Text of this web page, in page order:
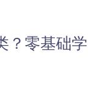
？零基础